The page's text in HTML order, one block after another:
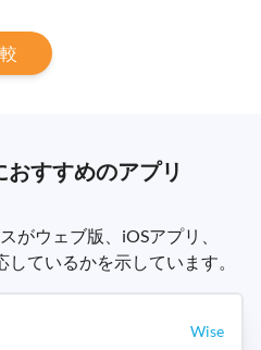
すすめのアプリ
がウェブ版、iOSアプリ、
ているかを示しています。
Wise